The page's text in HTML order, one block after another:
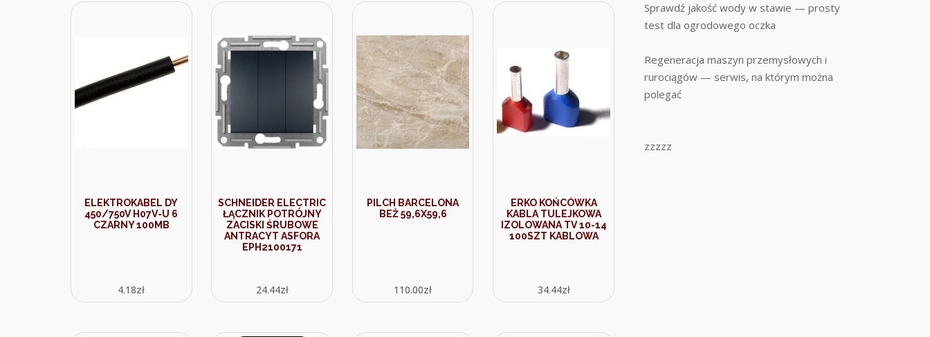
ELEKTROKABEL DY
450/750V H07V-U 6
CZARNY 100MB
4.18zł
SCHNEIDER ELECTRIC
ŁĄCZNIK POTRÓJNY
ZACISKI ŚRUBOWE
ANTRACYT ASFORA
EPH2100171
24.44zł
PILCH BARCELONA
BEŻ 59,6X59,6
110.00zł
ERKO KOŃCÓWKA
KABLA TULEJKOWA
IZOLOWANA TV 10-14
100SZT KABLOWA
34.44zł
Sprawdź jakość wody w stawie — prosty
test dla ogrodowego oczka
Regeneracja maszyn przemysłowych i
rurociągów — serwis, na którym można
polegać
zzzzz